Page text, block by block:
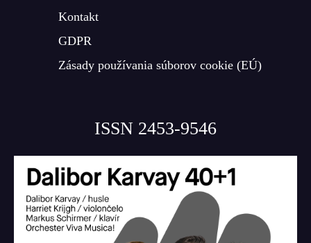
Kontakt
GDPR
Zásady používania súborov cookie (EÚ)
ISSN 2453-9546